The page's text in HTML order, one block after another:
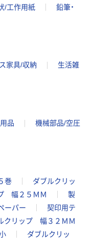
/工作用紙
鉛筆・
家具/収納
生活雑
品
機械部品/空圧
巻
ダブルクリッ
幅２５ＭＭ
製
ーパー
契印用テ
クリップ 幅３２ＭＭ
ダブルクリッ